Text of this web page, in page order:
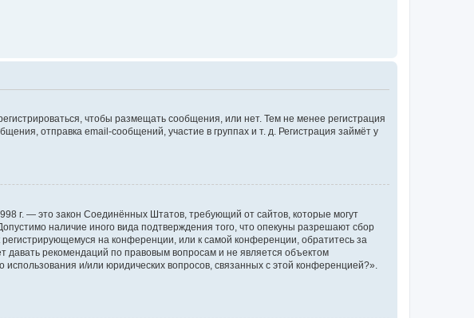
чтобы размещать сообщения, или нет. Тем не менее регистрация
отправка email-сообщений, участие в группах и т. д. Регистрация займёт у
г. — это закон Соединённых Штатов, требующий от сайтов, которые могут
наличие иного вида подтверждения того, что опекуны разрешают сбор
на конференции, или к самой конференции, обратитесь за
рекомендаций по правовым вопросам и не является объектом
и/или юридических вопросов, связанных с этой конференцией?».